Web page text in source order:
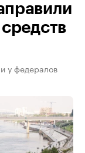
у федералов